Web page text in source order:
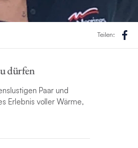
Teilen:
dürfen
Paar und
Erlebnis voller Wärme,
MCA Yachtmaster